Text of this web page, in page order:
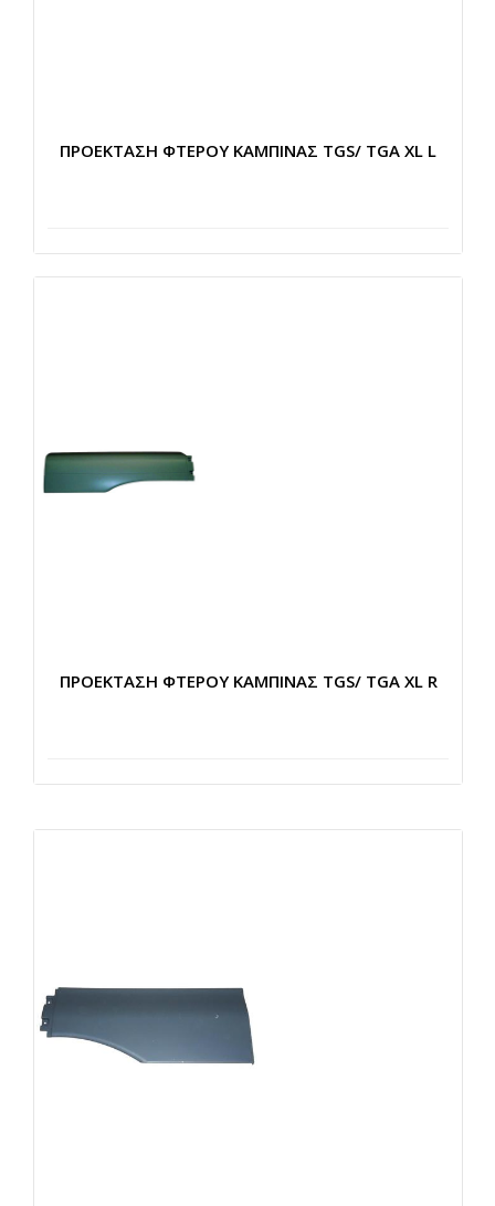
ΠΡΟΕΚΤΑΣΗ ΦΤΕΡΟΥ ΚΑΜΠΙΝΑΣ TGS/ TGA XL L
ΠΡΟΕΚΤΑΣΗ ΦΤΕΡΟΥ ΚΑΜΠΙΝΑΣ TGS/ TGA XL R